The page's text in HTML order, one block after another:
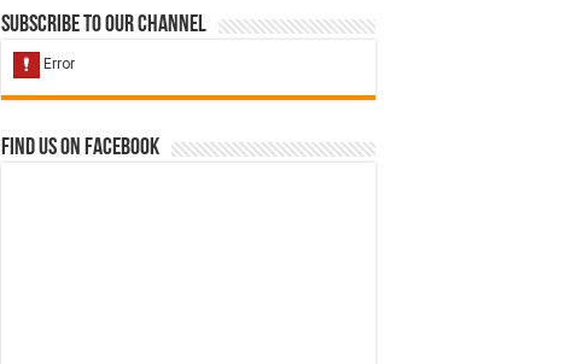
Subscribe to our Channel
Find us on Facebook